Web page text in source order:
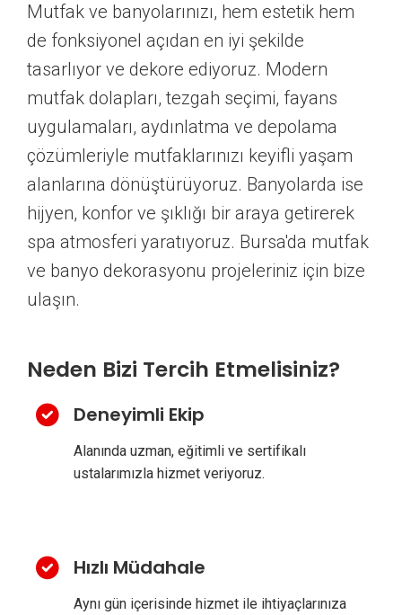
Mutfak ve banyolarınızı, hem estetik hem
de fonksiyonel açıdan en iyi şekilde
tasarlıyor ve dekore ediyoruz. Modern
mutfak dolapları, tezgah seçimi, fayans
uygulamaları, aydınlatma ve depolama
çözümleriyle mutfaklarınızı keyifli yaşam
alanlarına dönüştürüyoruz. Banyolarda ise
hijyen, konfor ve şıklığı bir araya getirerek
spa atmosferi yaratıyoruz. Bursa'da mutfak
ve banyo dekorasyonu projeleriniz için bize
ulaşın.
Neden Bizi Tercih Etmelisiniz?
Deneyimli Ekip
Alanında uzman, eğitimli ve sertifikalı
ustalarımızla hizmet veriyoruz.
Hızlı Müdahale
Aynı gün içerisinde hizmet ile ihtiyaçlarınıza